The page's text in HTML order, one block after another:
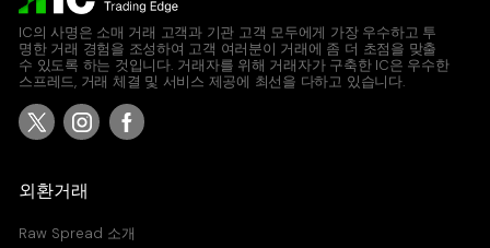
IC의 사명은 소매 거래 고객과 기관 고객 모두에게 가장 우수하고 투
명한 거래 경험을 조성하여 고객 여러분이 거래에 좀 더 초점을 맞출
수 있도록 하는 것입니다. 거래자를 위해 거래자가 구축한 IC은 우수한
스프레드, 거래 체결 및 서비스 제공에 최선을 다하고 있습니다.
외환거래
Raw Spread 소개